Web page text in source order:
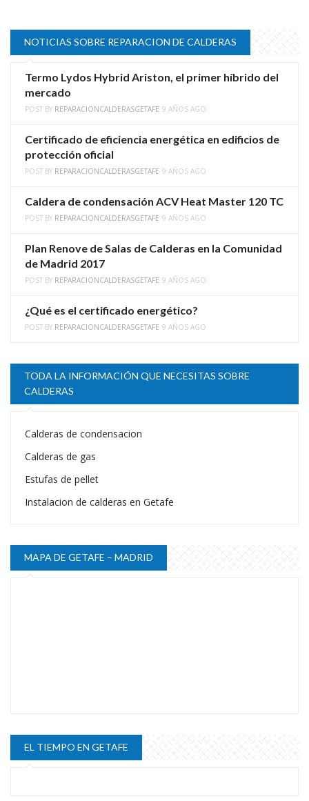
NOTICIAS SOBRE REPARACION DE CALDERAS
Termo Lydos Hybrid Ariston, el primer híbrido del
mercado
POST BY REPARACIONCALDERASGETAFE 9 AÑOS AGO
Certificado de eficiencia energética en edificios de
protección oficial
POST BY REPARACIONCALDERASGETAFE 9 AÑOS AGO
Caldera de condensación ACV Heat Master 120 TC
POST BY REPARACIONCALDERASGETAFE 9 AÑOS AGO
Plan Renove de Salas de Calderas en la Comunidad
de Madrid 2017
POST BY REPARACIONCALDERASGETAFE 9 AÑOS AGO
¿Qué es el certificado energético?
POST BY REPARACIONCALDERASGETAFE 9 AÑOS AGO
TODA LA INFORMACIÓN QUE NECESITAS SOBRE
CALDERAS
Calderas de condensacion
Calderas de gas
Estufas de pellet
Instalacion de calderas en Getafe
MAPA DE GETAFE – MADRID
EL TIEMPO EN GETAFE